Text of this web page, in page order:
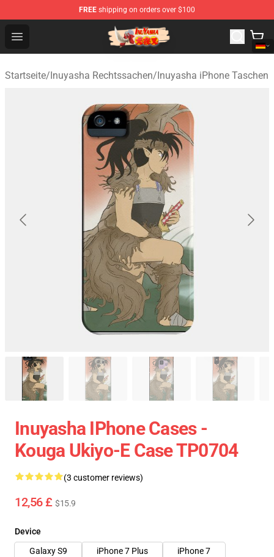
FREE shipping on orders over $100
Open menu
Inuyasha Store - Official Inuyasha Merchandise Shop
Startseite/Inuyasha Rechtssachen/Inuyasha iPhone Taschen
Inuyasha IPhone Cases -
Kouga Ukiyo-E Case TP0704
(3 customer reviews)
12,56 £ $15.9
Device
Galaxy S9
iPhone 7 Plus
iPhone 7